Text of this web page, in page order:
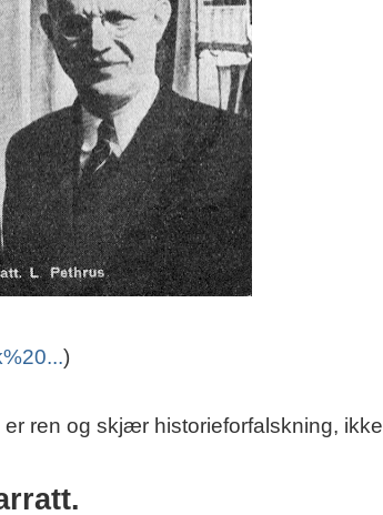
)
ren og skjær historieforfalskning, ikke